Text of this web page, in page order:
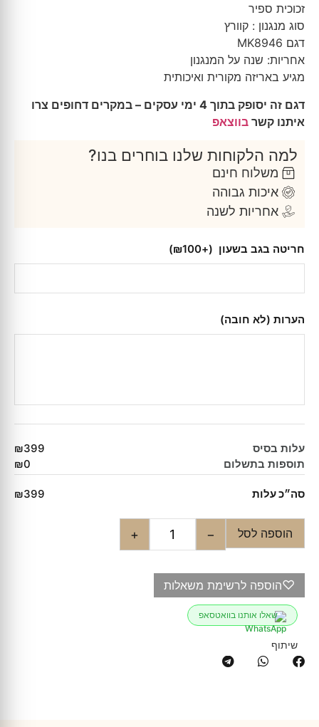
זכוכית ספיר
סוג מנגנון : קוורץ
דגם MK8946
אחריות: שנה על המנגנון
מגיע באריזה מקורית ואיכותית
דגם זה יסופק בתוך 4 ימי עסקים – במקרים דחופים צרו
איתנו קשר בווצאפ
למה הלקוחות שלנו בוחרים בנו?
משלוח חינם
איכות גבוהה
אחריות לשנה
חריטה בגב בשעון (+₪100)
הערות (לא חובה)
עלות בסיס
₪399
תוספות בתשלום
₪0
סה״כ עלות ₪399
−
+ הוספה לסל
♡הוספה לרשימת משאלות
שאלו אותנו בוואטסאפ
שיתוף